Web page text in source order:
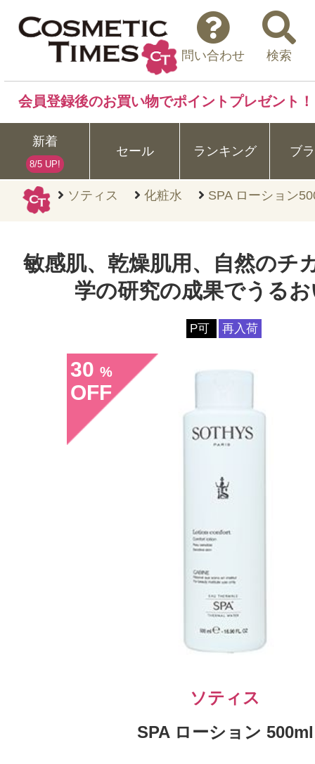
ソティス 化粧水 SPA ローション
問い合わせ 検索
会員登録後のお買い物でポイントプレゼント！
新着
8/5 UP!
セール ランキング ブ
敏感肌、乾燥肌用、自然のチ
学の研究の成果でうる
P可 再入荷
30 %
OFF
ソティス
SPA ローション 500ml